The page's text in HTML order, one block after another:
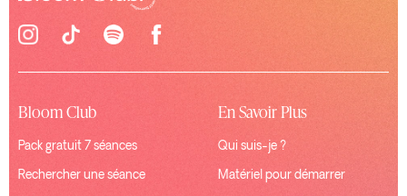
Bloom Club
Pack gratuit 7 séances
Rechercher une séance
En Savoir Plus
Qui suis-je ?
Matériel pour démarrer